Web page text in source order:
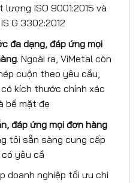
ISO 9001:2015 và
G 3302:2012
c đa dạng, đáp ứng mọi
àng. Ngoài ra, ViMetal còn
cuộn theo yêu cầu,
kích thước chính xác
bề mặt đẹ
n, đáp ứng mọi đơn hàng
tôi sẵn sàng cung cấp
yêu cầ
doanh nghiệp tối ưu chi